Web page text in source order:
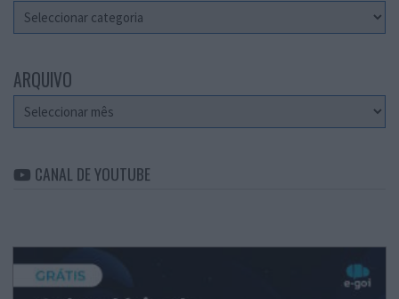
Categorias
ARQUIVO
Arquivo
CANAL DE YOUTUBE